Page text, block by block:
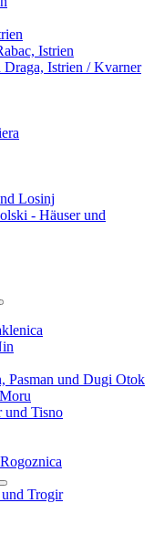
Istrien
Istrien / Kvarner
Losinj
- Häuser und
Pasman und Dugi Otok
und Tisno
Trogir